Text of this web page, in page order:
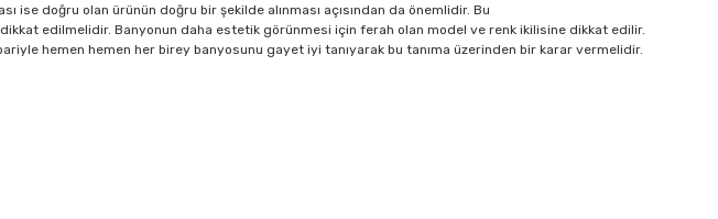
ise doğru olan ürünün doğru bir şekilde alınması açısından da önemlidir. Bu
edilmelidir. Banyonun daha estetik görünmesi için ferah olan model ve renk ikilisine dikkat edilir.
hemen hemen her birey banyosunu gayet iyi tanıyarak bu tanıma üzerinden bir karar vermelidir.